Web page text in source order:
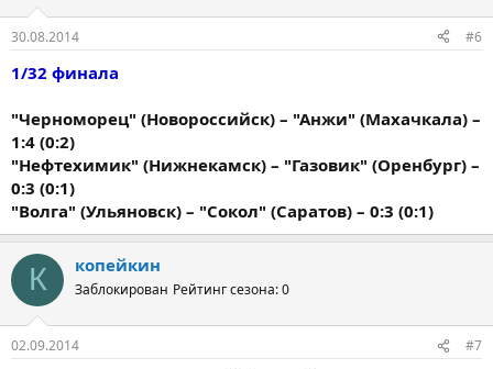
30.08.2014 #6
1/32 финала
"Черноморец" (Новороссийск) – "Анжи" (Махачкала) –
1:4 (0:2)
"Нефтехимик" (Нижнекамск) – "Газовик" (Оренбург) –
0:3 (0:1)
"Волга" (Ульяновск) – "Сокол" (Саратов) – 0:3 (0:1)
К копейкин
Заблокирован Рейтинг сезона: 0
02.09.2014 #7